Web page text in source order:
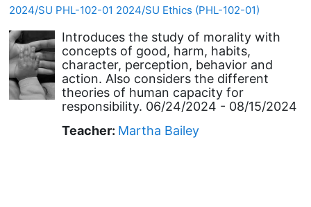
2024/SU PHL-102-01 2024/SU Ethics (PHL-102-01)
Introduces the study of morality with
concepts of good, harm, habits,
character, perception, behavior and
action. Also considers the different
theories of human capacity for
responsibility. 06/24/2024 - 08/15/2024
Teacher: Martha Bailey